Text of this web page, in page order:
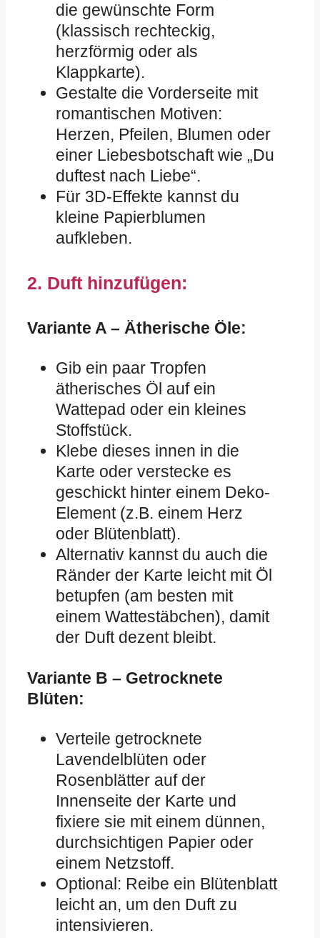
die gewünschte Form
(klassisch rechteckig,
herzförmig oder als
Klappkarte).
Gestalte die Vorderseite mit
romantischen Motiven:
Herzen, Pfeilen, Blumen oder
einer Liebesbotschaft wie „Du
duftest nach Liebe“.
Für 3D-Effekte kannst du
kleine Papierblumen
aufkleben.
2. Duft hinzufügen:
Variante A – Ätherische Öle:
Gib ein paar Tropfen
ätherisches Öl auf ein
Wattepad oder ein kleines
Stoffstück.
Klebe dieses innen in die
Karte oder verstecke es
geschickt hinter einem Deko-
Element (z.B. einem Herz
oder Blütenblatt).
Alternativ kannst du auch die
Ränder der Karte leicht mit Öl
betupfen (am besten mit
einem Wattestäbchen), damit
der Duft dezent bleibt.
Variante B – Getrocknete
Blüten:
Verteile getrocknete
Lavendelblüten oder
Rosenblätter auf der
Innenseite der Karte und
fixiere sie mit einem dünnen,
durchsichtigen Papier oder
einem Netzstoff.
Optional: Reibe ein Blütenblatt
leicht an, um den Duft zu
intensivieren.